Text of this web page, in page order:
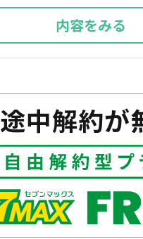
内容を
途中解約が